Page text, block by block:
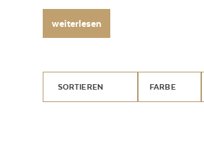
weiterlesen
SORTIEREN FARBE